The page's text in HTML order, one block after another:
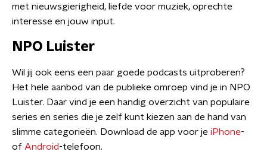
met nieuwsgierigheid, liefde voor muziek, oprechte
interesse en jouw input.
NPO Luister
Wil jij ook eens een paar goede podcasts uitproberen?
Het hele aanbod van de publieke omroep vind je in NPO
Luister. Daar vind je een handig overzicht van populaire
series en series die je zelf kunt kiezen aan de hand van
slimme categorieën. Download de app voor je iPhone-
of Android-telefoon.